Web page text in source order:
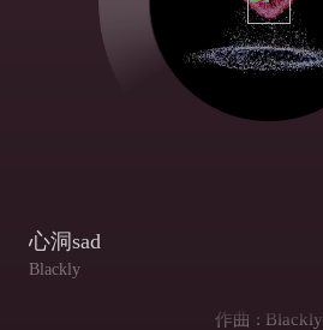
心洞sad
Blackly
作曲 : Blackly